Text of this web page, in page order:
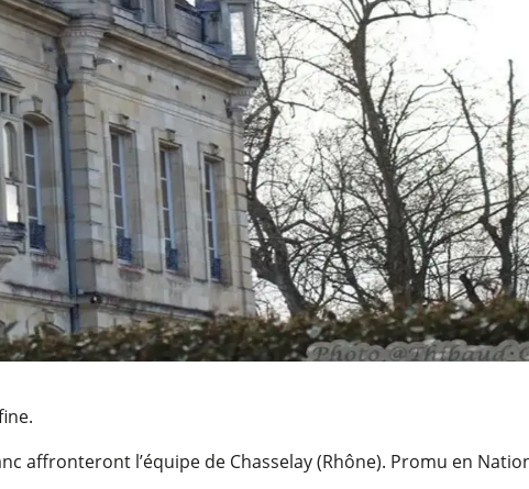
affronteront l’équipe de Chasselay (Rhône). Promu en